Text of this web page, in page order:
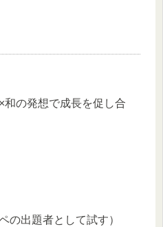
和の発想で成長を促し合
の出題者として試す）